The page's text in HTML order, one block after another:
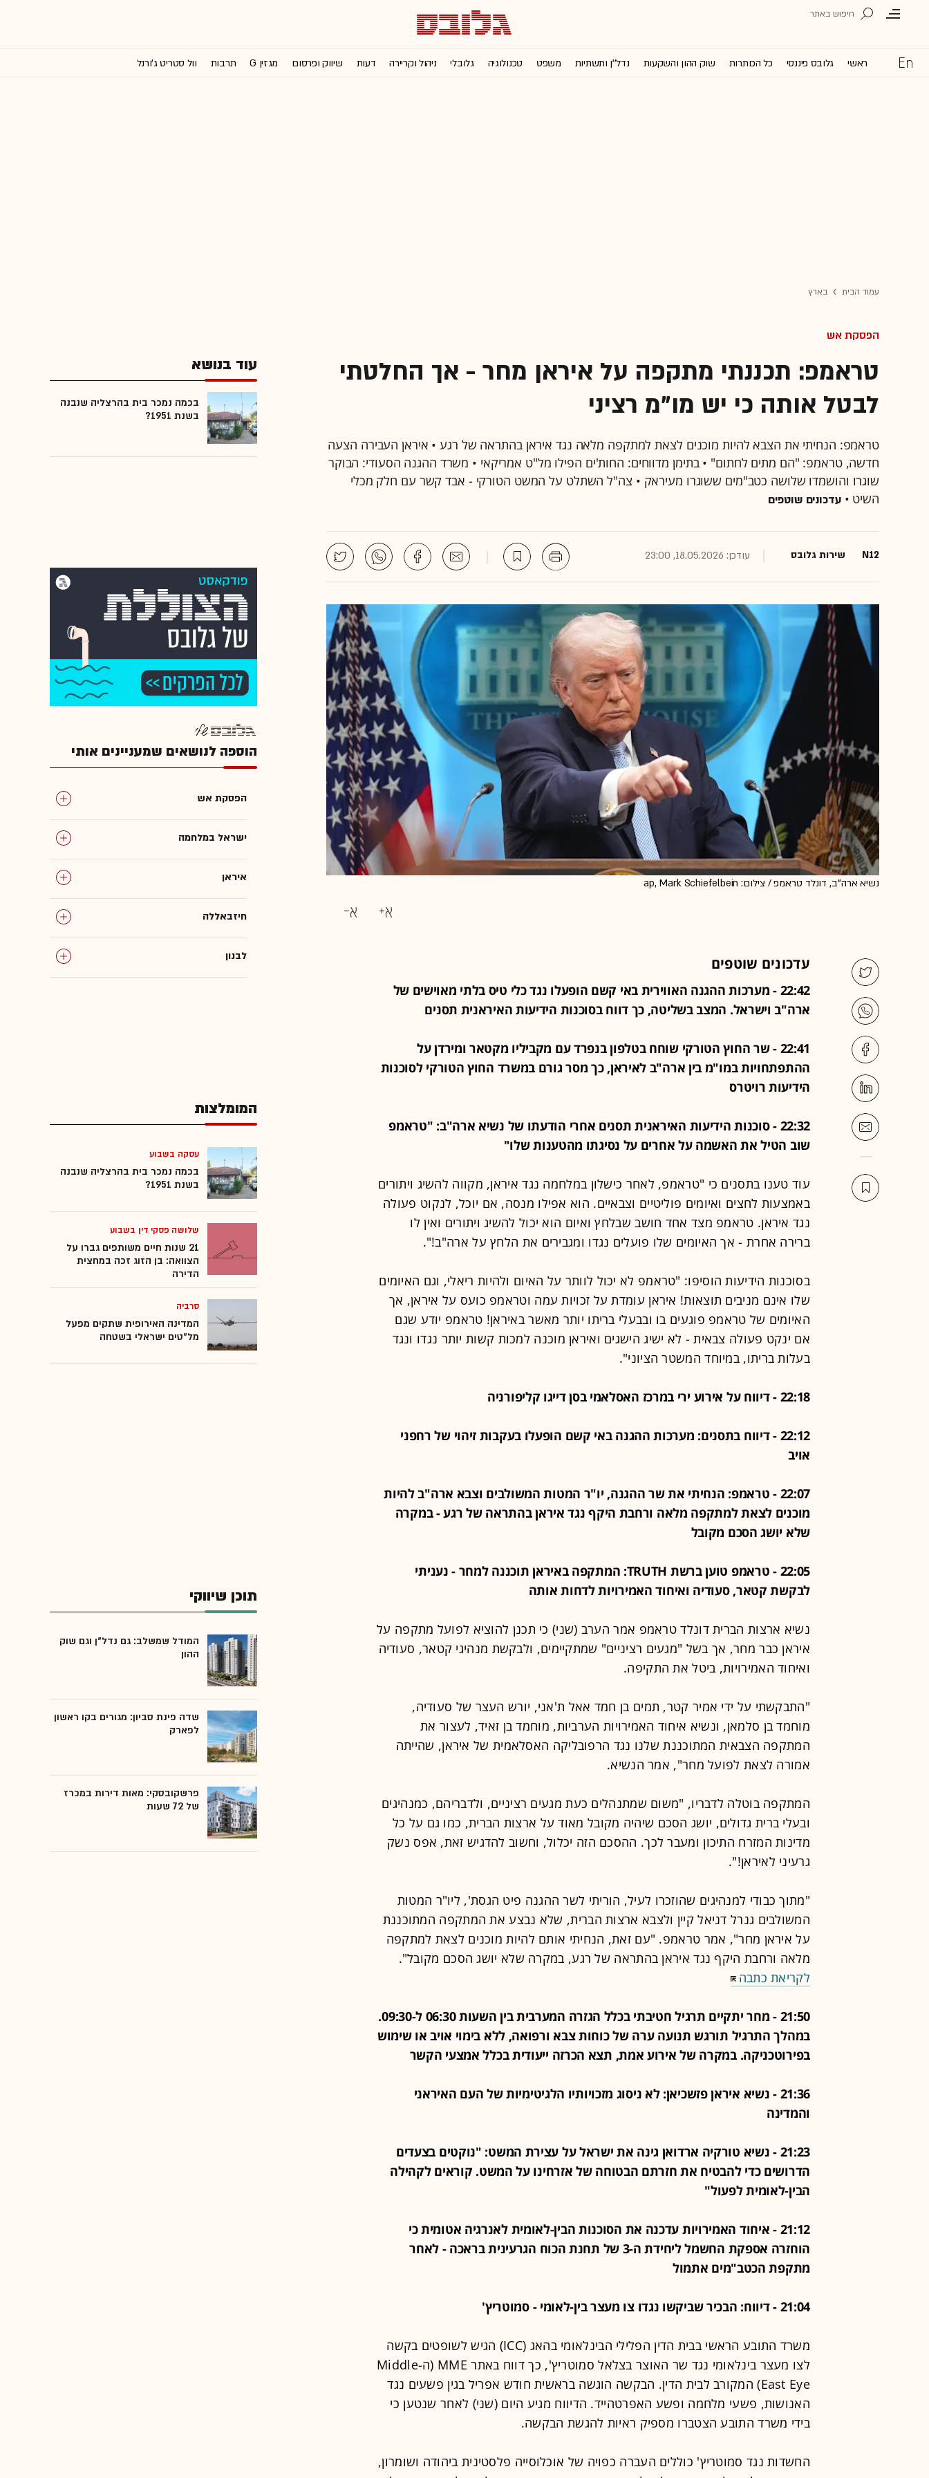
ראשי גלובס פיננסי כל הכותרות שוק ההון והשקעות נדל''ן ותשתיות משפט טכנולוגיה גלובלי ניהול וקריירה דעות שיווק ופרסום מגזין G תרבות וול סטריט ג'ורנל
עמוד הבית בארץ
הפסקת אש
טראמפ: תכננתי מתקפה על איראן מחר - אך החלטתי
לבטל אותה כי יש מו"מ רציני
טראמפ: הנחיתי את הצבא להיות מוכנים לצאת למתקפה מלאה נגד איראן בהתראה של רגע • איראן העבירה הצעה
חדשה, טראמפ: "הם מתים לחתום" • בתימן מדווחים: החות'ים הפילו מל"ט אמריקאי • משרד ההגנה הסעודי: הבוקר
שוגרו והושמדו שלושה כטב"מים ששוגרו מעיראק • צה"ל השתלט על המשט הטורקי - אבד קשר עם חלק מכלי
השיט •עדכונים שוטפים
N12 שירות גלובס עודכן: 18.05.2026, 23:00
נשיא ארה''ב, דונלד טראמפ / צילום: ap, Mark Schiefelbein
עדכונים שוטפים
22:42 - מערכות ההגנה האווירית באי קשם הופעלו נגד כלי טיס בלתי מאוישים של
ארה"ב וישראל. המצב בשליטה, כך דווח בסוכנות הידיעות האיראנית תסנים
22:41 - שר החוץ הטורקי שוחח בטלפון בנפרד עם מקביליו מקטאר ומירדן על
ההתפתחויות במו"מ בין ארה"ב לאיראן, כך מסר גורם במשרד החוץ הטורקי לסוכנות
הידיעות רויטרס
22:32 - סוכנות הידיעות האיראנית תסנים אחרי הודעתו של נשיא ארה"ב: "טראמפ
שוב הטיל את האשמה על אחרים על נסיגתו מהטענות שלו"
‏עוד טענו בתסנים כי "טראמפ, לאחר כישלון במלחמה נגד איראן, מקווה להשיג ויתורים
באמצעות לחצים ואיומים פוליטיים וצבאיים. הוא אפילו מנסה, אם יוכל, לנקוט פעולה
נגד איראן. טראמפ מצד אחד חושב שבלחץ ואיום הוא יכול להשיג ויתורים ואין לו
ברירה אחרת - אך האיומים שלו פועלים נגדו ומגבירים את הלחץ על ארה"ב!".
בסוכנות הידיעות הוסיפו: "טראמפ לא יכול לוותר על האיום ולהיות ריאלי, וגם האיומים
שלו אינם מניבים תוצאות! איראן עומדת על זכויות עמה וטראמפ כועס על איראן, אך
האיומים של טראמפ פוגעים בו ובבעלי בריתו יותר מאשר באיראן! טראמפ יודע שגם
אם ינקט פעולה צבאית - לא ישיג הישגים ואיראן מוכנה למכות קשות יותר נגדו ונגד
בעלות בריתו, במיוחד המשטר הציוני".
22:18 - דיווח על אירוע ירי במרכז האסלאמי בסן דייגו קליפורניה
22:12 - דיווח בתסנים: מערכות ההגנה באי קשם הופעלו בעקבות זיהוי של רחפני
אויב
22:07 - טראמפ: הנחיתי את שר ההגנה, יו"ר המטות המשולבים וצבא ארה"ב להיות
מוכנים לצאת למתקפה מלאה ורחבת היקף נגד איראן בהתראה של רגע - במקרה
שלא יושג הסכם מקובל
22:05 - טראמפ טוען ברשת TRUTH: המתקפה באיראן תוכננה למחר - נעניתי
לבקשת קטאר, סעודיה ואיחוד האמירויות לדחות אותה
נשיא ארצות הברית דונלד טראמפ אמר הערב (שני) כי תכנן להוציא לפועל מתקפה על
איראן כבר מחר, אך בשל "מגעים רציניים" שמתקיימים, ולבקשת מנהיגי קטאר, סעודיה
ואיחוד האמירויות, ביטל את התקיפה.
"התבקשתי על ידי אמיר קטר, תמים בן חמד אאל ת'אני, יורש העצר של סעודיה,
מוחמד בן סלמאן, ונשיא איחוד האמירויות הערביות, מוחמד בן זאיד, לעצור את
המתקפה הצבאית המתוכננת שלנו נגד הרפובליקה האסלאמית של איראן, שהייתה
אמורה לצאת לפועל מחר", אמר הנשיא.
המתקפה בוטלה לדבריו, "משום שמתנהלים כעת מגעים רציניים, ולדבריהם, כמנהיגים
ובעלי ברית גדולים, יושג הסכם שיהיה מקובל מאוד על ארצות הברית, כמו גם על כל
מדינות המזרח התיכון ומעבר לכך. ההסכם הזה יכלול, וחשוב להדגיש זאת, אפס נשק
גרעיני לאיראן!".
"מתוך כבודי למנהיגים שהוזכרו לעיל, הוריתי לשר ההגנה פיט הגסת', ליו"ר המטות
המשולבים גנרל דניאל קיין ולצבא ארצות הברית, שלא נבצע את המתקפה המתוכננת
על איראן מחר", אמר טראמפ. "עם זאת, הנחיתי אותם להיות מוכנים לצאת למתקפה
מלאה ורחבת היקף נגד איראן בהתראה של רגע, במקרה שלא יושג הסכם מקובל".
לקריאת כתבה
21:50 - מחר יתקיים תרגיל חטיבתי בכלל הגזרה המערבית בין השעות 06:30 ל-09:30.
במהלך התרגיל תורגש תנועה ערה של כוחות צבא ורפואה, ללא בימוי אויב או שימוש
בפירוטכניקה. במקרה של אירוע אמת, תצא הכרזה ייעודית בכלל אמצעי הקשר
21:36 - נשיא איראן פזשכיאן: לא ניסוג מזכויותיו הלגיטימיות של העם האיראני
והמדינה
21:23 - נשיא טורקיה ארדואן גינה את ישראל על עצירת המשט: "נוקטים בצעדים
הדרושים כדי להבטיח את חזרתם הבטוחה של אזרחינו על המשט. קוראים לקהילה
הבין-לאומית לפעול"
21:12 - איחוד האמירויות עדכנה את הסוכנות הבין-לאומית לאנרגיה אטומית כי
הוחזרה אספקת החשמל ליחידת ה-3 של תחנת הכוח הגרעינית בראכה - לאחר
מתקפת הכטב"מים אתמול
21:04 - דיווח: הבכיר שביקשו נגדו צו מעצר בין-לאומי - סמוטריץ'
משרד התובע הראשי בבית הדין הפלילי הבינלאומי בהאג (ICC) הגיש לשופטים בקשה
לצו מעצר בינלאומי נגד שר האוצר בצלאל סמוטריץ', כך דווח באתר MME (ה-Middle
East Eye) המקורב לבית הדין. הבקשה הוגשה בראשית חודש אפריל בגין פשעים נגד
האנושות, פשעי מלחמה ופשע האפרטהייד. הדיווח מגיע היום (שני) לאחר שנטען כי
בידי משרד התובע הצטברו מספיק ראיות להגשת הבקשה.
החשדות נגד סמוטריץ' כוללים העברה כפויה של אוכלוסייה פלסטינית ביהודה ושומרון,
עוד בנושא
בכמה נמכר בית בהרצליה שנבנה
בשנת 1951?
הוספה לנושאים שמעניינים אותי
הפסקת אש
ישראל במלחמה
איראן
חיזבאללה
לבנון
רצועת עזה
חות'ים
תימן
מצר הורמוז
המומלצות
עסקה בשבוע
בכמה נמכר בית בהרצליה שנבנה
בשנת 1951?
שלושה פסקי דין בשבוע
21 שנות חיים משותפים גברו על
הצוואה: בן הזוג זכה במחצית
הדירה
סרביה
המדינה האירופית שתקים מפעל
מל"טים ישראלי בשטחה
תוכן שיווקי
המודל שמשלב: גם נדל"ן וגם שוק
ההון
שדה פינת סביון: מגורים בקו ראשון
לפארק
פרשקובסקי: מאות דירות במכרז
של 72 שעות